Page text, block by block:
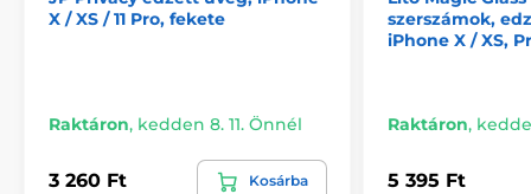
üvegteljes felületeragasztóval bevont, amitökéletes
tapadást biztosít az edzett üveg teljes felületén. Ez
A csomag tartalma:
1x edzett védőüveg
X / XS / 11 Pro, fekete
Raktáron, kedden 8. 11. Önnél
3 260 Ft Kosárba
szerszámok,
iPhone X / XS,
Raktáron,
5 395 Ft